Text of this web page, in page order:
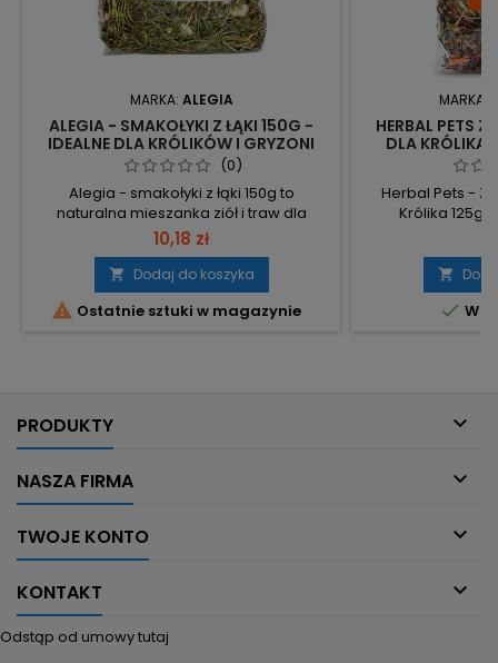
MARKA: ALEGIA
ALEGIA - SMAKOŁYKI Z ŁĄKI 150G -
IDEALNE DLA KRÓLIKÓW I GRYZONI
(0)
Alegia - smakołyki z łąki 150g to
naturalna mieszanka ziół i traw dla
królików i gryzoni, wspierająca
prawidłowe trawienie i ścieranie stale
odrastających zębów. Opakowanie 150g
– wygodne dawkowanie i
przechowywanie. 100% naturalny –
10,18 zł
 Dodaj do koszyka
 Ostatnie sztuki w magazynie
MARKA:
HERBAL PETS
DLA KRÓLIKA
Herbal Pets -
Królika 125g
K) i
codziennej
opakowanie
dodawania do

 W
PRODUKTY 
NASZA FIRMA 
TWOJE KONTO 
KONTAKT 
Odstąp od umowy tutaj